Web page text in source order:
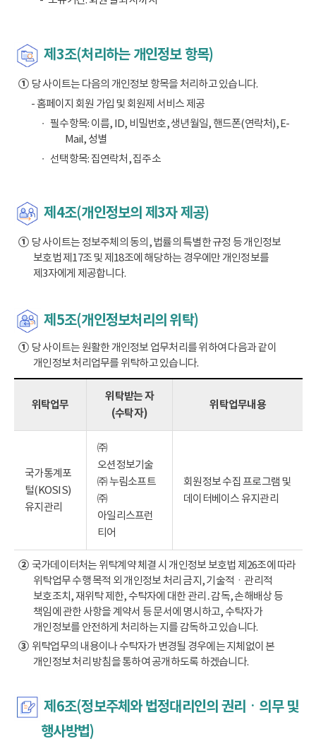
제3조(처리하는 개인정보 항목)
①당 사이트는 다음의 개인정보 항목을 처리하고 있습니다.
- 홈페이지 회원 가입 및 회원제 서비스 제공
필수항목: 이름, ID, 비밀번호, 생년월일, 핸드폰(연락처), E-
Mail, 성별
선택항목: 집연락처, 집주소
제4조(개인정보의 제3자 제공)
①당 사이트는 정보주체의 동의, 법률의 특별한 규정 등 개인정보
보호법 제17조 및 제18조에 해당하는 경우에만 개인정보를
제3자에게 제공합니다.
제5조(개인정보처리의 위탁)
①당 사이트는 원활한 개인정보 업무처리를 위하여 다음과 같이
개인정보 처리업무를 위탁하고 있습니다.
위탁업무
위탁받는 자
(수탁자)
위탁업무내용
국가통계포
털(KOSIS)
유지관리
㈜
오션정보기술
㈜ 누림소프트
㈜
아일리스프런
티어
회원정보 수집 프로그램 및
데이터베이스 유지관리
②국가데이터처는 위탁계약 체결 시 개인정보 보호법 제26조에 따라
위탁업무 수행 목적 외 개인정보 처리 금지, 기술적ㆍ관리적
보호조치, 재위탁 제한, 수탁자에 대한 관리․감독, 손해배상 등
책임에 관한 사항을 계약서 등 문서에 명시하고, 수탁자가
개인정보를 안전하게 처리하는 지를 감독하고 있습니다.
③위탁업무의 내용이나 수탁자가 변경될 경우에는 지체없이 본
개인정보 처리 방침을 통하여 공개하도록 하겠습니다.
제6조(정보주체와 법정대리인의 권리ㆍ의무 및
행사방법)